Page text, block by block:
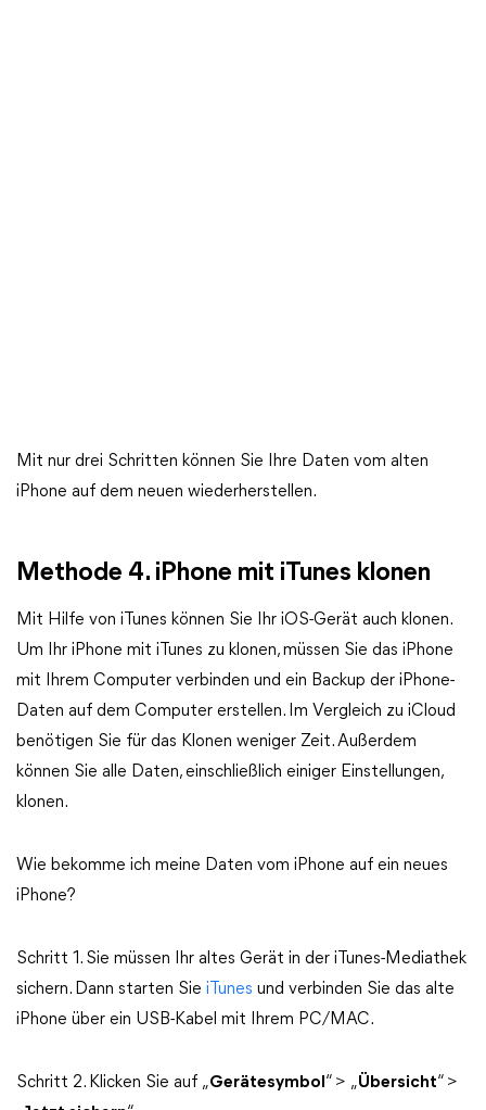
Mit nur drei Schritten können Sie Ihre Daten vom alten
iPhone auf dem neuen wiederherstellen.
Methode 4. iPhone mit iTunes klonen
Mit Hilfe von iTunes können Sie Ihr iOS-Gerät auch klonen.
Um Ihr iPhone mit iTunes zu klonen, müssen Sie das iPhone
mit Ihrem Computer verbinden und ein Backup der iPhone-
Daten auf dem Computer erstellen. Im Vergleich zu iCloud
benötigen Sie für das Klonen weniger Zeit. Außerdem
können Sie alle Daten, einschließlich einiger Einstellungen,
klonen.
Wie bekomme ich meine Daten vom iPhone auf ein neues
iPhone?
Schritt 1. Sie müssen Ihr altes Gerät in der iTunes-Mediathek
sichern. Dann starten Sie iTunes und verbinden Sie das alte
iPhone über ein USB-Kabel mit Ihrem PC/MAC.
Schritt 2. Klicken Sie auf „Gerätesymbol “ > „Übersicht“ >